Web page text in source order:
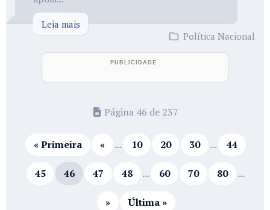
Leia mais
Política Nacional
Página 46 de 237
« Primeira « ... 10 20 30 ... 44
45 46 47 48 ... 60 70 80 ...
» Última »